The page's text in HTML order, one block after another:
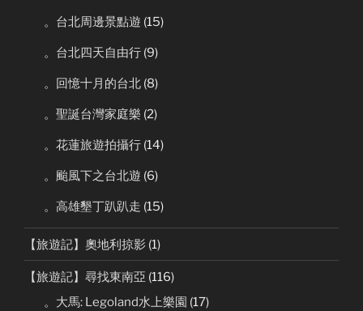
。台北周邊景點遊 (15)
。台北四天自由行 (9)
。回憶十月的台北 (8)
。聖誕台灣家庭樂 (2)
。花蓮旅遊拍攝行 (14)
。颱風下之台北遊 (6)
。高雄墾丁趴趴走 (15)
【旅遊記】奧地利掠影 (1)
【旅遊記】尋找東南亞 (116)
。大馬: Legoland水上樂園 (17)